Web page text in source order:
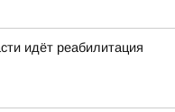
идёт реабилитация